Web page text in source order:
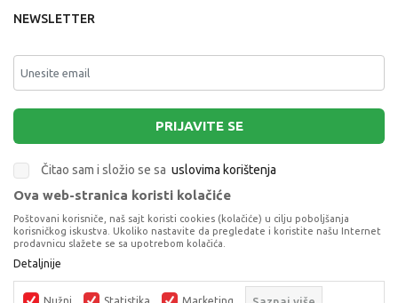
NEWSLETTER
PRIJAVITE SE
Čitao sam i složio se sa uslovima korištenja
Terms of Service
apply.
Ova web-stranica koristi kolačiće
Poštovani korisniče, naš sajt koristi cookies (kolačiće) u cilju poboljšanja
korisničkog iskustva. Ukoliko nastavite da pregledate i koristite našu Internet
prodavnicu slažete se sa upotrebom kolačića.
Detaljnije